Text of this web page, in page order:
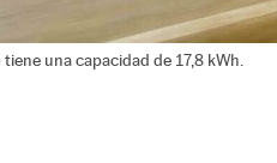
una capacidad de 17,8 kWh.